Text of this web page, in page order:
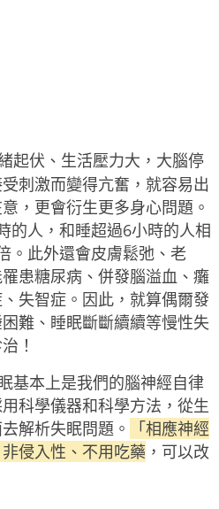
起伏、生活壓力大，大腦停
刺激而變得亢奮，就容易出
，更會衍生更多身心問題。
的人，和睡超過6小時的人相
。此外還會皮膚鬆弛、老
患糖尿病、併發腦溢血、癱
失智症。因此，就算偶爾發
難、睡眠斷斷續續等慢性失
！
本上是我們的腦神經自律
科學儀器和科學方法，從生
解析失眠問題。
「相應神經
侵入性、不用吃藥 ，可以改